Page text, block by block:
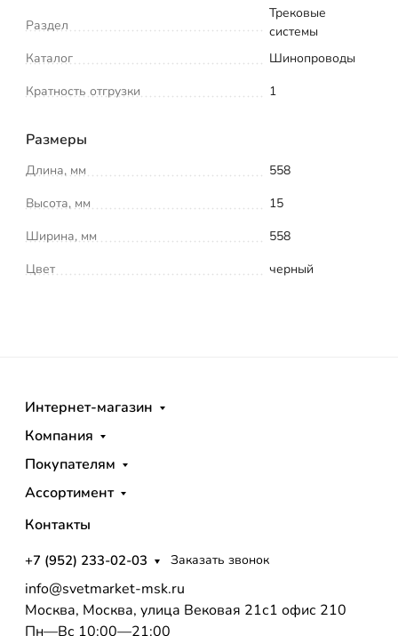
Раздел
Трековые
системы
Каталог
Шинопроводы
Кратность отгрузки
1
Размеры
Длина, мм
558
Высота, мм
15
Ширина, мм
558
Цвет
черный
Интернет-магазин
Компания
Покупателям
Ассортимент
Контакты
+7 (952) 233-02-03 Заказать звонок
info@svetmarket-msk.ru
Москва, Москва, улица Вековая 21с1 офис 210
Пн—Вс 10:00—21:00